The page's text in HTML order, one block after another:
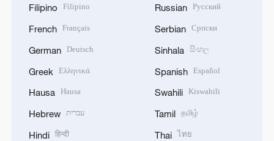
Filipino Filipino
French Français
German Deutsch
Greek Ελληνικά
Hausa Hausa
Hebrew עברית
Hindi हिन्दी
Russian Русский
Serbian Српски
Sinhala සිංහල
Spanish Español
Swahili Kiswahili
Tamil தமிழ்
Thai ไทย